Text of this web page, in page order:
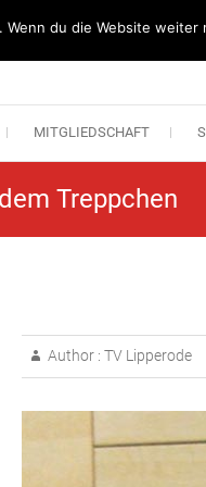
Lipperode
MITGLIEDSCHAFT
Treppchen
Author : TV Lipperode
Wenn du die Website